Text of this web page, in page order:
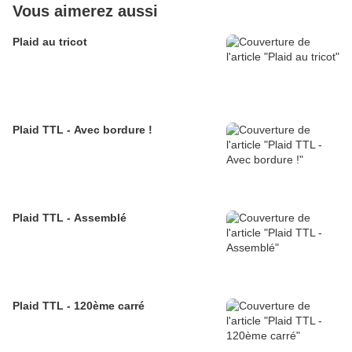
Vous aimerez aussi
Plaid au tricot
Plaid TTL - Avec bordure !
Plaid TTL - Assemblé
Plaid TTL - 120ème carré